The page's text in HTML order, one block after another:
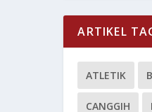
ARTIKEL
ATLETIK
CANGGIH